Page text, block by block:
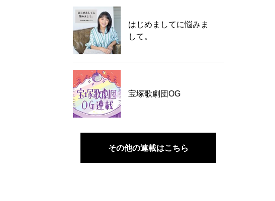
はじめましてに悩みま
して。
宝塚歌劇団OG
その他の連載はこちら